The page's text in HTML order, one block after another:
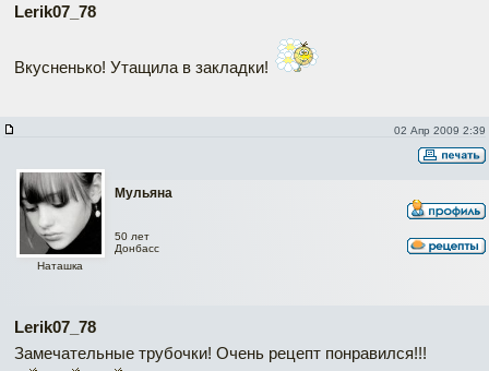
Lerik07_78
Вкусненько! Утащила в закладки!
02 Апр 2009 2:39
Мульяна
Наташка
50 лет
Донбасс
Lerik07_78
Замечательные трубочки! Очень рецепт понравился!!!